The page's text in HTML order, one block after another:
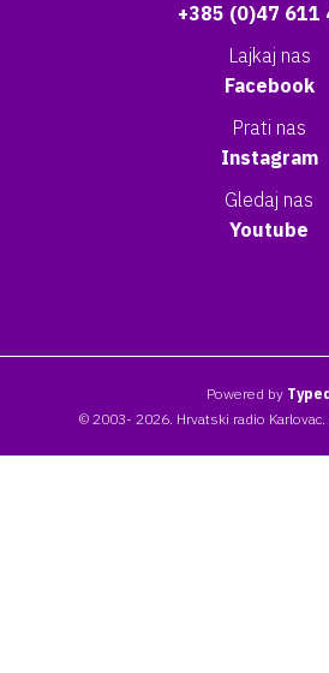
+385 (0)47 611
Lajkaj nas
Facebook
Prati nas
Instagram
Gledaj nas
Youtube
Powered by Typed
© 2003- 2026. Hrvatski radio Karlovac.